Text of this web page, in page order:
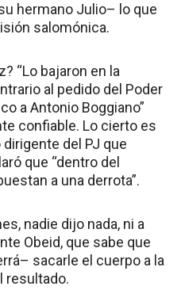
hermano Julio– lo que
salomónica.
“Lo bajaron en la
al pedido del Poder
a Antonio Boggiano”
confiable. Lo cierto es
del PJ que
que “dentro del
a una derrota”.
nadie dijo nada, ni a
Obeid, que sabe que
sacarle el cuerpo a la
resultado.